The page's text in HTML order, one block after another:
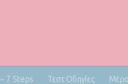
7 Steps Τεστ Οδηγίες